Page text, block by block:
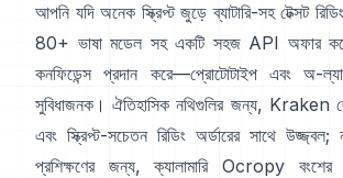
আপনি যদি অনেক স্ক্রিপ্ট জুড়ে ব্যাটারি-সহ টেক্সট
80+ ভাষা মডেল সহ একটি সহজ API অফার করে,
কনফিডেন্স প্রদান করে—প্রোটোটাইপ এবং অ-
সুবিধাজনক। ঐতিহাসিক নথিগুলির জন্য, Kraken
এবং স্ক্রিপ্ট-সচেতন রিডিং অর্ডারের সাথে উজ্জ্বল;
প্রশিক্ষণের জন্য,
ক্যালামারি
Ocropy বংশের